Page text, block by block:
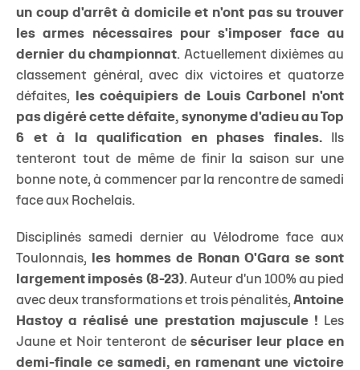
un coup d'arrêt à domicile et n'ont pas su trouver
les armes nécessaires pour s'imposer face au
dernier du championnat. Actuellement dixièmes au
classement général, avec dix victoires et quatorze
défaites,
les coéquipiers de Louis Carbonel n'ont
pas digéré cette défaite, synonyme d'adieu au Top
6 et à la qualification en phases finales.
Ils
tenteront tout de même de finir la saison sur une
bonne note, à commencer par la rencontre de samedi
face aux Rochelais.
Disciplinés samedi dernier au Vélodrome face aux
Toulonnais,
les hommes de Ronan O'Gara se sont
largement imposés (8-23). Auteur d'un 100% au pied
avec deux transformations et trois pénalités, Antoine
Hastoy a réalisé une prestation majuscule ! Les
Jaune et Noir tenteront de sécuriser leur place en
demi-finale ce samedi, en ramenant une victoire